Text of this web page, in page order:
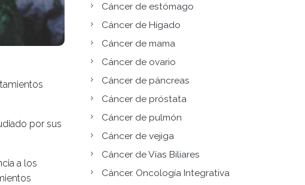
por sus
a los
Cáncer de estómago
Cáncer de Hígado
Cáncer de mama
Cáncer de ovario
Cáncer de páncreas
Cáncer de próstata
Cáncer de pulmón
Cáncer de vejiga
Cáncer de Vías Biliares
Cáncer. Oncología Integrativa